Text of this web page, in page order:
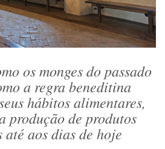
os monges do passado
a regra beneditina
hábitos alimentares,
produção de produtos
até aos dias de hoje